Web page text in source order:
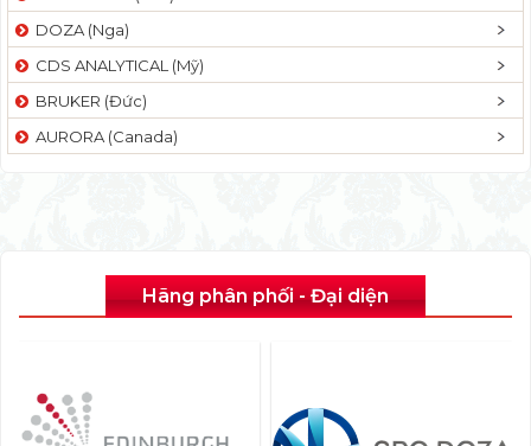
DOZA (Nga)
CDS ANALYTICAL (Mỹ)
BRUKER (Đức)
AURORA (Canada)
Hãng phân phối - Đại diện